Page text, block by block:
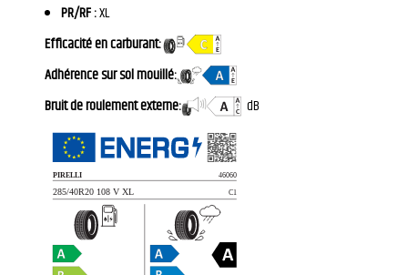
PR/RF :XL
Efficacité en carburant:
Adhérence sur sol mouillé:
Bruit de roulement externe:
dB